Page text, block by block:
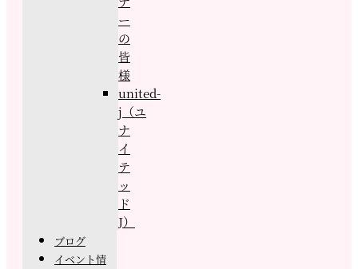
ー
の
皆
様
united-
j（ユ
ナ
イ
テ
ッ
ド
J）
ブログ
イベント情